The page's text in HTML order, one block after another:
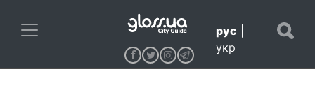
рус
укр